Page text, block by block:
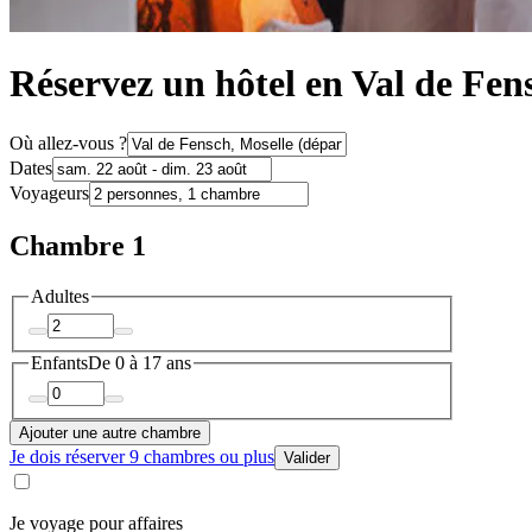
Réservez un hôtel en Val de
Où allez-vous ?
Dates
Voyageurs
Chambre 1
Adultes
EnfantsDe 0 à 17 ans
Ajouter une autre chambre
Je dois réserver 9 chambres ou plus Valider
Je voyage pour affaires